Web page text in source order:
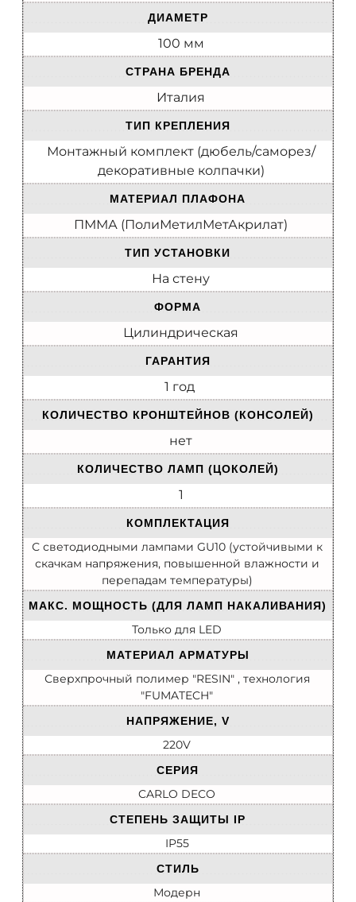
ДИАМЕТР
100 мм
СТРАНА БРЕНДА
Италия
ТИП КРЕПЛЕНИЯ
Монтажный комплект (дюбель/саморез/
декоративные колпачки)
МАТЕРИАЛ ПЛАФОНА
ПММА (ПолиМетилМетАкрилат)
ТИП УСТАНОВКИ
На стену
ФОРМА
Цилиндрическая
ГАРАНТИЯ
1 год
КОЛИЧЕСТВО КРОНШТЕЙНОВ (КОНСОЛЕЙ)
нет
КОЛИЧЕСТВО ЛАМП (ЦОКОЛЕЙ)
1
КОМПЛЕКТАЦИЯ
С светодиодными лампами GU10 (устойчивыми к
скачкам напряжения, повышенной влажности и
перепадам температуры)
МАКС. МОЩНОСТЬ (ДЛЯ ЛАМП НАКАЛИВАНИЯ)
Только для LED
МАТЕРИАЛ АРМАТУРЫ
Сверхпрочный полимер "RESIN" , технология
"FUMATECH"
НАПРЯЖЕНИЕ, V
220V
СЕРИЯ
CARLO DECO
СТЕПЕНЬ ЗАЩИТЫ IP
IP55
СТИЛЬ
Модерн